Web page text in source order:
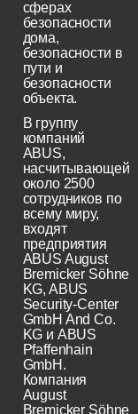
сферах
безопасности
дома,
безопасности в
пути и
безопасности
объекта.
В группу
компаний
ABUS,
насчитывающей
около 2500
сотрудников по
всему миру,
входят
предприятия
ABUS August
Bremicker Söhne
KG, ABUS
Security-Center
GmbH And Co.
KG и ABUS
Pfaffenhain
GmbH.
Компания
August
Bremicker Söhne